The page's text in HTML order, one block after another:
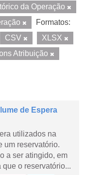
da Operação
Formatos:
CSV
XLSX
Atribuição
de Espera
utilizados na
um reservatório.
a ser atingido, em
o reservatório...